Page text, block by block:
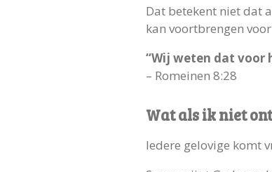
Dat betekent niet dat
kan voortbrengen
“Wij weten dat voor
– Romeinen 8:28
Wat als ik niet
Iedere gelovige komt